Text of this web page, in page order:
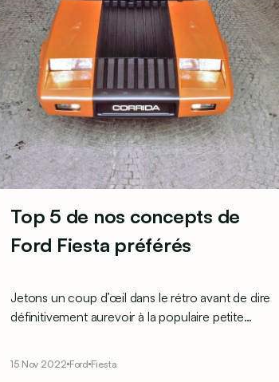
Top 5 de nos concepts de
Ford Fiesta préférés
Jetons un coup d’œil dans le rétro avant de dire
définitivement aurevoir à la populaire petite
15 Nov 2022 Ford Fiesta